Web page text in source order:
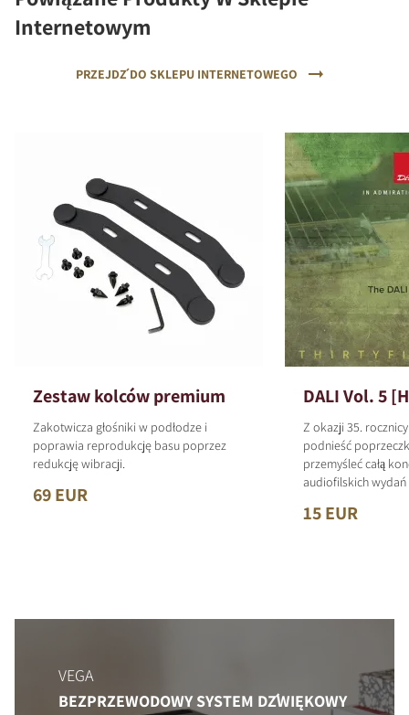
Internetowym
PRZEJDŹ DO SKLEPU INTERNETOWEGO
Zestaw kolców premium
Zakotwicza głośniki w podłodze i
poprawia reprodukcję basu poprzez
redukcję wibracji.
69 EUR
DALI Vol. 5
Z okazji 35.
podnieść
przemyśleć całą
audiofilskich
15 EUR
VEGA
BEZPRZEWODOWY SYSTEM DŹWIĘKOWY